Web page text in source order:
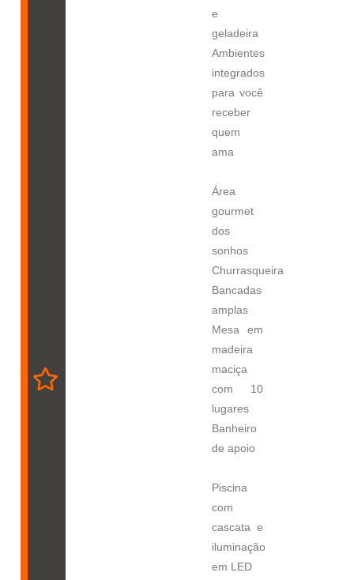
e
geladeira
Ambientes
integrados
para você
receber
quem
ama
Área
gourmet
dos
sonhos
Churrasqueira
Bancadas
amplas
Mesa em
madeira
maciça
com 10
lugares
Banheiro
de apoio
Piscina
com
cascata e
iluminação
em LED